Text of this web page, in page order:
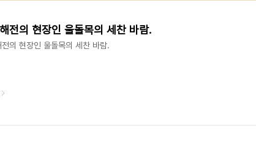
전의 현장인 울돌목의 세찬 바람.
전의 현장인 울돌목의 세찬 바람.